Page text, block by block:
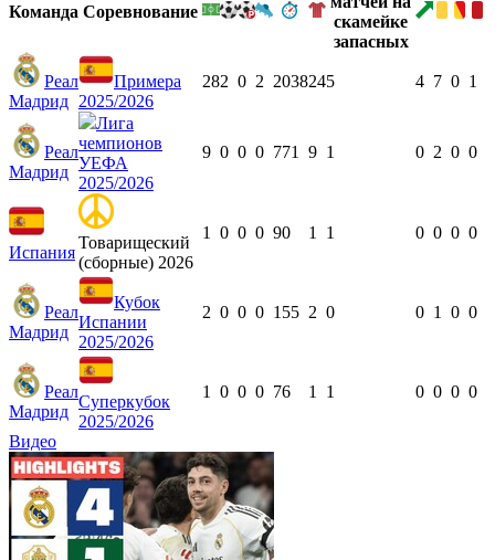
Команда Соревнование
Реал
Мадрид
Примера
2025/2026
282 0 2 2038245 4 7 0 1
Реал
Мадрид
Лига
чемпионов
УЕФА
2025/2026
9 0 0 0 771 9 1 0 2 0 0
Испания
Товарищеский
(сборные) 2026
1 0 0 0 90 1 1 0 0 0 0
Реал
Мадрид
Кубок
Испании
2025/2026
2 0 0 0 155 2 0 0 1 0 0
Реал
Мадрид
Суперкубок
2025/2026
1 0 0 0 76 1 1 0 0 0 0
Видео